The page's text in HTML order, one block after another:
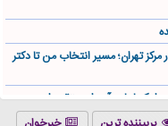
مرکز تهران؛ مسیر انتخاب من تا دکتر
کجا باید آن را مستقیم از